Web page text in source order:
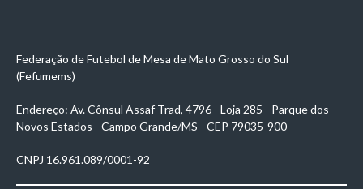
Federação de Futebol de Mesa de Mato Grosso do Sul
(Fefumems)
Endereço: Av. Cônsul Assaf Trad, 4796 - Loja 285 - Parque dos
Novos Estados - Campo Grande/MS - CEP 79035-900
CNPJ 16.961.089/0001-92